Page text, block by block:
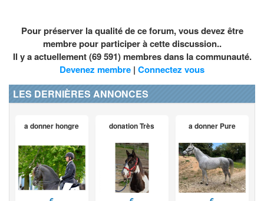
Pour préserver la qualité de ce forum, vous devez être
membre pour participer à cette discussion..
Il y a actuellement (69 591) membres dans la communauté.
Devenez membre | Connectez vous
LES DERNIÈRES ANNONCES
a donner hongre donation Très a donner Pure